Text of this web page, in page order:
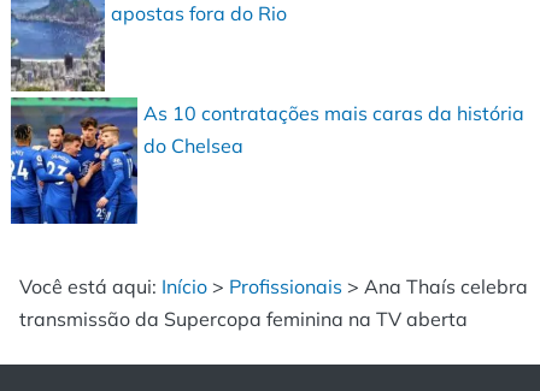
apostas fora do Rio
As 10 contratações mais caras da história
do Chelsea
Você está aqui: Início > Profissionais > Ana Thaís celebra
transmissão da Supercopa feminina na TV aberta